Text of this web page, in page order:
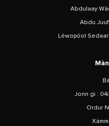
Abdulaay
Abdu Juuf
Léwopóol Sedaar
Jonn gi :
Ordur